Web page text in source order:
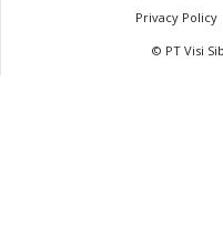
Privacy Policy
© PT Visi